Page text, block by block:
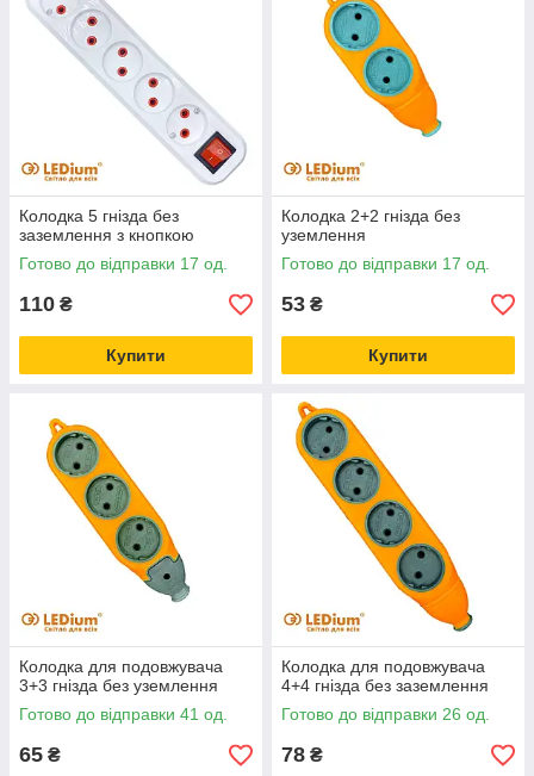
Колодка 5 гнізда без
заземлення з кнопкою
Готово до відправки 17 од.
110 ₴
Купити
Колодка 2+2 гнізда без
уземлення
Готово до відправки 17 од.
53 ₴
Купити
Колодка для подовжувача
3+3 гнізда без уземлення
Готово до відправки 41 од.
65 ₴
Колодка для подовжувача
4+4 гнізда без заземлення
Готово до відправки 26 од.
78 ₴